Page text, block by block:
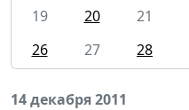
19
20 21
26
27 28
14 декабря 2011